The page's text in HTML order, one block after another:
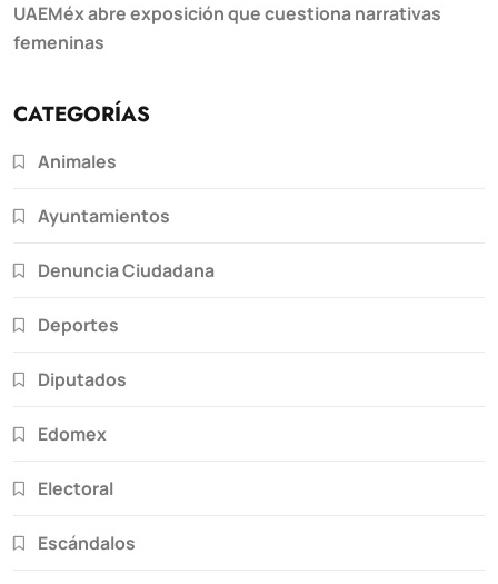
UAEMéx abre exposición que cuestiona narrativas
femeninas
CATEGORÍAS
Animales
Ayuntamientos
Denuncia Ciudadana
Deportes
Diputados
Edomex
Electoral
Escándalos